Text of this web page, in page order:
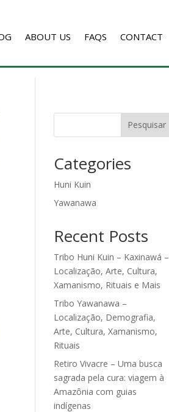
ABOUT US FAQS CONTACT
Pesquisar
Categories
Huni Kuin
Yawanawa
Recent Posts
Tribo Huni Kuin – Kaxinawá –
Localização, Arte, Cultura,
Xamanismo, Rituais e Mais
Tribo Yawanawa –
Localização, Demografia,
Arte, Cultura, Xamanismo,
Rituais
Retiro Vivacre – Uma busca
sagrada pela cura: viagem à
Amazônia com guias
indígenas